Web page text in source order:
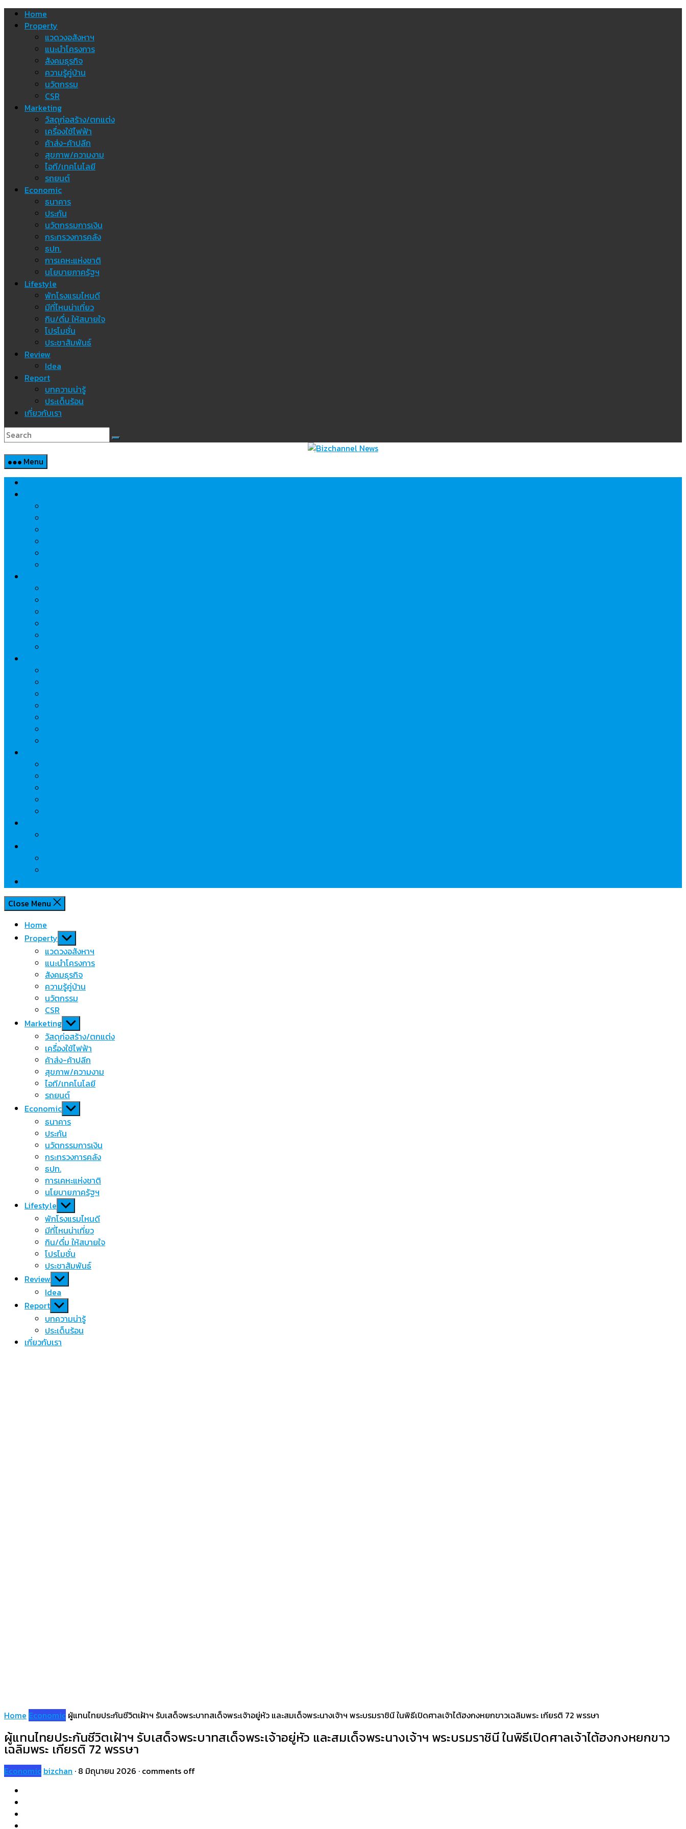
Skip Home
Property
แวดวงอสังหาฯ
แนะนำโครงการ
สังคมธุรกิจ
ความรู้คู่บ้าน
นวัตกรรม
CSR
Marketing
วัสดุก่อสร้าง/ตกแต่ง
เครื่องใช้ไฟฟ้า
ค้าส่ง-ค้าปลีก
สุขภาพ/ความงาม
ไอที/เทคโนโลยี
รถยนต์
Economic
ธนาคาร
ประกัน
นวัตกรรมการเงิน
กระทรวงการคลัง
ธปท.
การเคหะแห่งชาติ
นโยบายภาครัฐฯ
Lifestyle
พักโรงแรมไหนดี
มีที่ไหนน่าเที่ยว
กิน/ดื่ม ให้สบายใจ
โปรโมชั่น
ประชาสัมพันธ์
Review
Idea
Report
บทความน่ารู้
ประเด็นร้อน
เกี่ยวกับเรา
Menu
Close Menu
Home
Property Show
sub
menu
แวดวงอสังหาฯ
แนะนำโครงการ
สังคมธุรกิจ
ความรู้คู่บ้าน
นวัตกรรม
CSR
Marketing Show
sub
menu
วัสดุก่อสร้าง/ตกแต่ง
เครื่องใช้ไฟฟ้า
ค้าส่ง-ค้าปลีก
สุขภาพ/ความงาม
ไอที/เทคโนโลยี
รถยนต์
Economic Show
sub
menu
ธนาคาร
ประกัน
นวัตกรรมการเงิน
กระทรวงการคลัง
ธปท.
การเคหะแห่งชาติ
นโยบายภาครัฐฯ
Lifestyle Show
sub
menu
พักโรงแรมไหนดี
มีที่ไหนน่าเที่ยว
กิน/ดื่ม ให้สบายใจ
โปรโมชั่น
ประชาสัมพันธ์
Review Show
sub
menu
Idea
Report Show
sub
menu
บทความน่ารู้
ประเด็นร้อน
เกี่ยวกับเรา
Home Economic ผู้แทนไทยประกันชีวิตเฝ้าฯ รับเสด็จพระบาทสเด็จพระเจ้าอยู่หัว และสมเด็จพระนางเจ้าฯ พระบรมราชินี ในพิธีเปิดศาลเจ้าไต้ฮงกงหยกขาวเฉลิมพระ เกียรติ 72 พรรษา
ผู้แทนไทยประกันชีวิตเฝ้าฯ รับเสด็จพระบาทสเด็จพระเจ้าอยู่หัว และสมเด็จพระนางเจ้าฯ พระบรมราชินี ในพิธีเปิดศาลเจ้าไต้ฮงกงหยกขาว
เฉลิมพระ เกียรติ 72 พรรษา
Economic bizchan · 8 มิถุนายน 2026 · comments off